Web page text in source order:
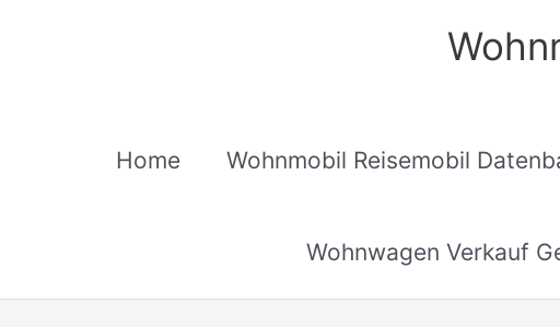
Home Wohnmobil Reisemobil
Wohnwagen Verkauf